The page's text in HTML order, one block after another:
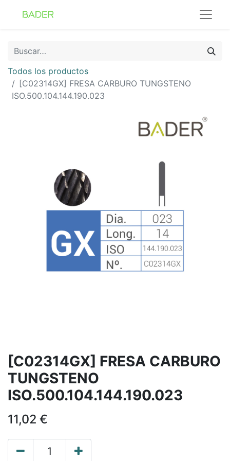
Todos los productos
[C02314GX] FRESA CARBURO TUNGSTENO
ISO.500.104.144.190.023
[C02314GX] FRESA CARBURO
TUNGSTENO
ISO.500.104.144.190.023
11,02 €